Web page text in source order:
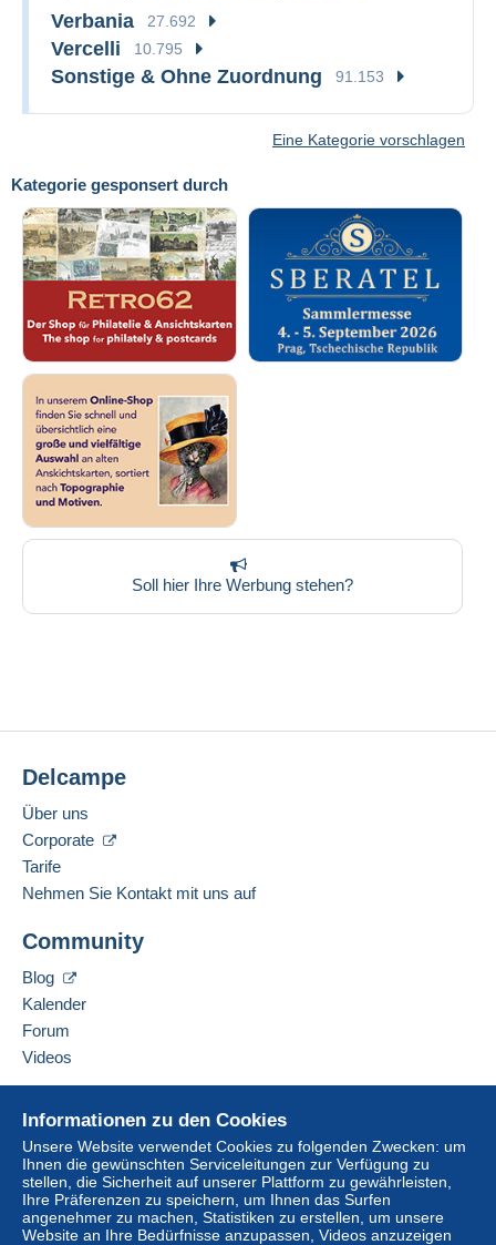
Kategorie gesponsert durch
Soll hier Ihre Werbung stehen?
Verbania 27.692
Vercelli 10.795
Sonstige & Ohne Zuordnung 91.153
Eine Kategorie vorschlagen
Informationen zu den Cookies
Unsere Website verwendet Cookies zu folgenden Zwecken: um
Ihnen die gewünschten Serviceleitungen zur Verfügung zu
stellen, die Sicherheit auf unserer Plattform zu gewährleisten,
Ihre Präferenzen zu speichern, um Ihnen das Surfen
angenehmer zu machen, Statistiken zu erstellen, um unsere
Website an Ihre Bedürfnisse anzupassen, Videos anzuzeigen
Delcampe
Über uns
Corporate
Tarife
Nehmen Sie Kontakt mit uns auf
Community
Blog
Kalender
Forum
Videos
Online-Hilfe
Auf Delcampe kaufen
Auf Delcampe verkaufen
Eine sichere Website